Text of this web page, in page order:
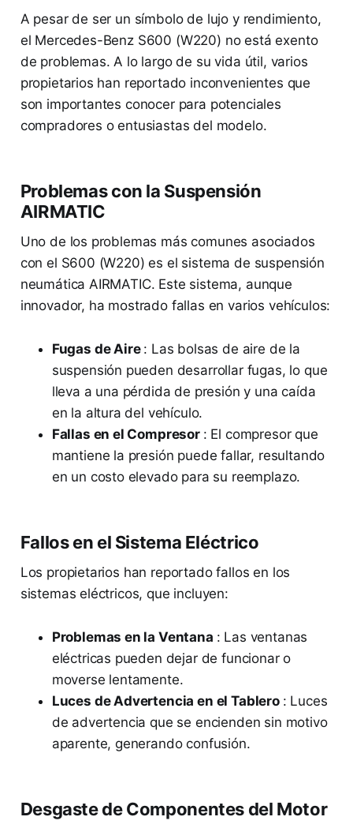
A pesar de ser un símbolo de lujo y rendimiento,
el Mercedes-Benz S600 (W220) no está exento
de problemas. A lo largo de su vida útil, varios
propietarios han reportado inconvenientes que
son importantes conocer para potenciales
compradores o entusiastas del modelo.
Problemas con la Suspensión
AIRMATIC
Uno de los problemas más comunes asociados
con el S600 (W220) es el sistema de suspensión
neumática AIRMATIC. Este sistema, aunque
innovador, ha mostrado fallas en varios vehículos:
Fugas de Aire : Las bolsas de aire de la
suspensión pueden desarrollar fugas, lo que
lleva a una pérdida de presión y una caída
en la altura del vehículo.
Fallas en el Compresor : El compresor que
mantiene la presión puede fallar, resultando
en un costo elevado para su reemplazo.
Fallos en el Sistema Eléctrico
Los propietarios han reportado fallos en los
sistemas eléctricos, que incluyen:
Problemas en la Ventana : Las ventanas
eléctricas pueden dejar de funcionar o
moverse lentamente.
Luces de Advertencia en el Tablero : Luces
de advertencia que se encienden sin motivo
aparente, generando confusión.
Desgaste de Componentes del Motor